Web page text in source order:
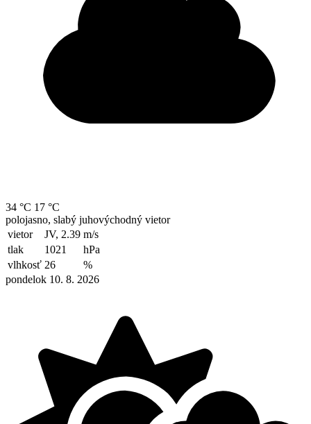
34 °C 17 °C
polojasno, slabý juhovýchodný vietor
vietor
JV, 2.39 m/s
tlak
1021
hPa
vlhkosť 26
%
pondelok 10. 8. 2026